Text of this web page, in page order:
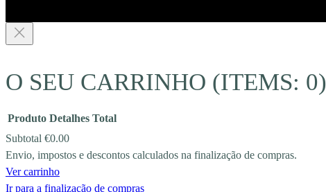
O SEU CARRINHO (ITEMS: 0)
PRODUCTS
Produto Detalhes Total
Subtotal €0.00
Envio, impostos e descontos calculados na finalização de compras.
Ver carrinho
Ir para a finalização de compras